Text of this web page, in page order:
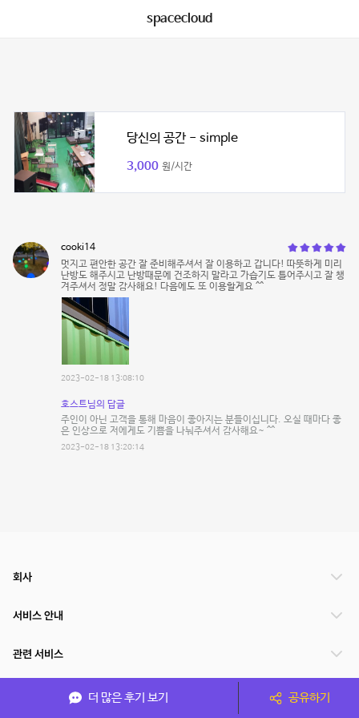
spacecloud
당신의 공간 - simple
3,000 원/시간
cooki14
멋지고 편안한 공간 잘 준비해주셔서 잘 이용하고 갑니다! 따뜻하게 미리
난방도 해주시고 난방때문에 건조하지 말라고 가습기도 틀어주시고 잘 챙
겨주셔서 정말 감사해요! 다음에도 또 이용할게요 ^^
2023-02-18 13:08:10
호스트님의 답글
주인이 아닌 고객을 통해 마음이 좋아지는 분들이십니다. 오실 때마다 좋
은 인상으로 저에게도 기쁨을 나눠주셔서 감사해요~ ^^
2023-02-18 13:20:14
더 많은 후기 보기 공유하기
회사
서비스 안내
관련 서비스